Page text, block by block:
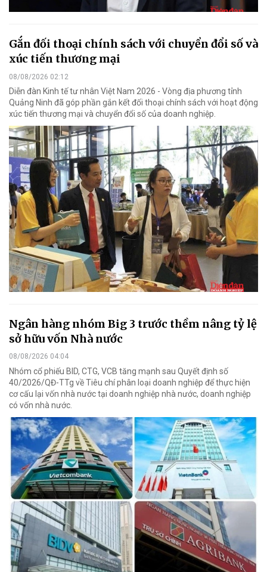
Gắn đối thoại chính sách với chuyển đổi số và
xúc tiến thương mại
08/08/2026 02:12
Diễn đàn Kinh tế tư nhân Việt Nam 2026 - Vòng địa phương tỉnh
Quảng Ninh đã góp phần gắn kết đối thoại chính sách với hoạt động
xúc tiến thương mại và chuyển đổi số của doanh nghiệp.
Ngân hàng nhóm Big 3 trước thềm nâng tỷ lệ
sở hữu vốn Nhà nước
08/08/2026 04:04
Nhóm cổ phiếu BID, CTG, VCB tăng mạnh sau Quyết định số
40/2026/QĐ-TTg về Tiêu chí phân loại doanh nghiệp để thực hiện
cơ cấu lại vốn nhà nước tại doanh nghiệp nhà nước, doanh nghiệp
có vốn nhà nước.